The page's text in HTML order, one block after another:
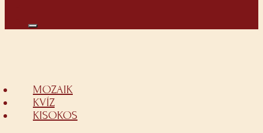
MOZAIK
KVÍZ
KISOKOS